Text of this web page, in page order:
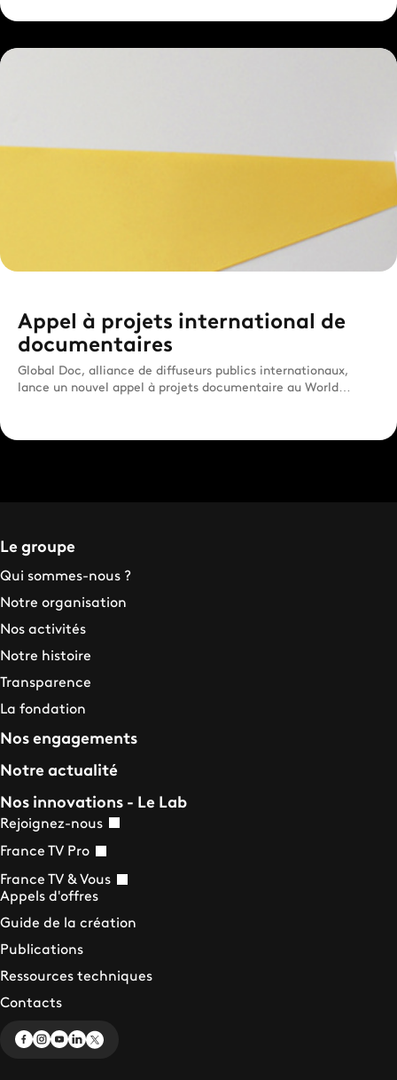
Appel à projets international de
documentaires
Global Doc, alliance de diffuseurs publics internationaux,
lance un nouvel appel à projets documentaire au World
Le groupe
Qui sommes-nous ?
Notre organisation
Nos activités
Notre histoire
Transparence
La fondation
Nos engagements
Notre actualité
Nos innovations - Le Lab
Rejoignez-nous
France TV Pro
France TV & Vous
Appels d'offres
Guide de la création
Publications
Ressources techniques
Contacts